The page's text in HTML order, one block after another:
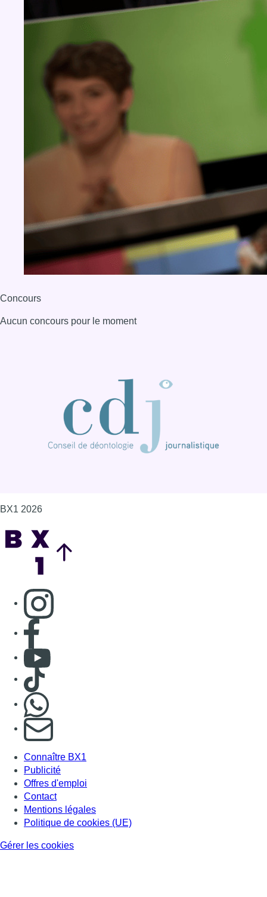
Concours
Aucun concours pour le moment
BX1 2026
Consulter page Instagram
Consulter page Facebook
Consulter Youtube
Consulter TikTok
S'abonner à notre newsletter
Connaître BX1
Publicité
Offres d'emploi
Contact
Mentions légales
Politique de cookies (UE)
Gérer les cookies